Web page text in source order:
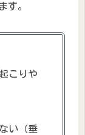
す。
こりや
い（垂